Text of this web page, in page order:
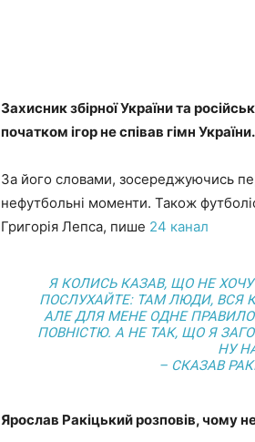
Захисник збірної України та
початком ігор не співав гімн України.
За його словами, зосереджуючись
нефутбольні моменти. Також
Григорія Лепса, пише 24 канал
Я КОЛИСЬ КАЗАВ, ЩО НЕ ХОЧУ
ПОСЛУХАЙТЕ: ТАМ ЛЮДИ, ВСЯ
АЛЕ ДЛЯ МЕНЕ ОДНЕ
ПОВНІСТЮ. А НЕ ТАК, ЩО Я
НУ
– СКАЗАВ
Ярослав Ракіцький розповів, чому